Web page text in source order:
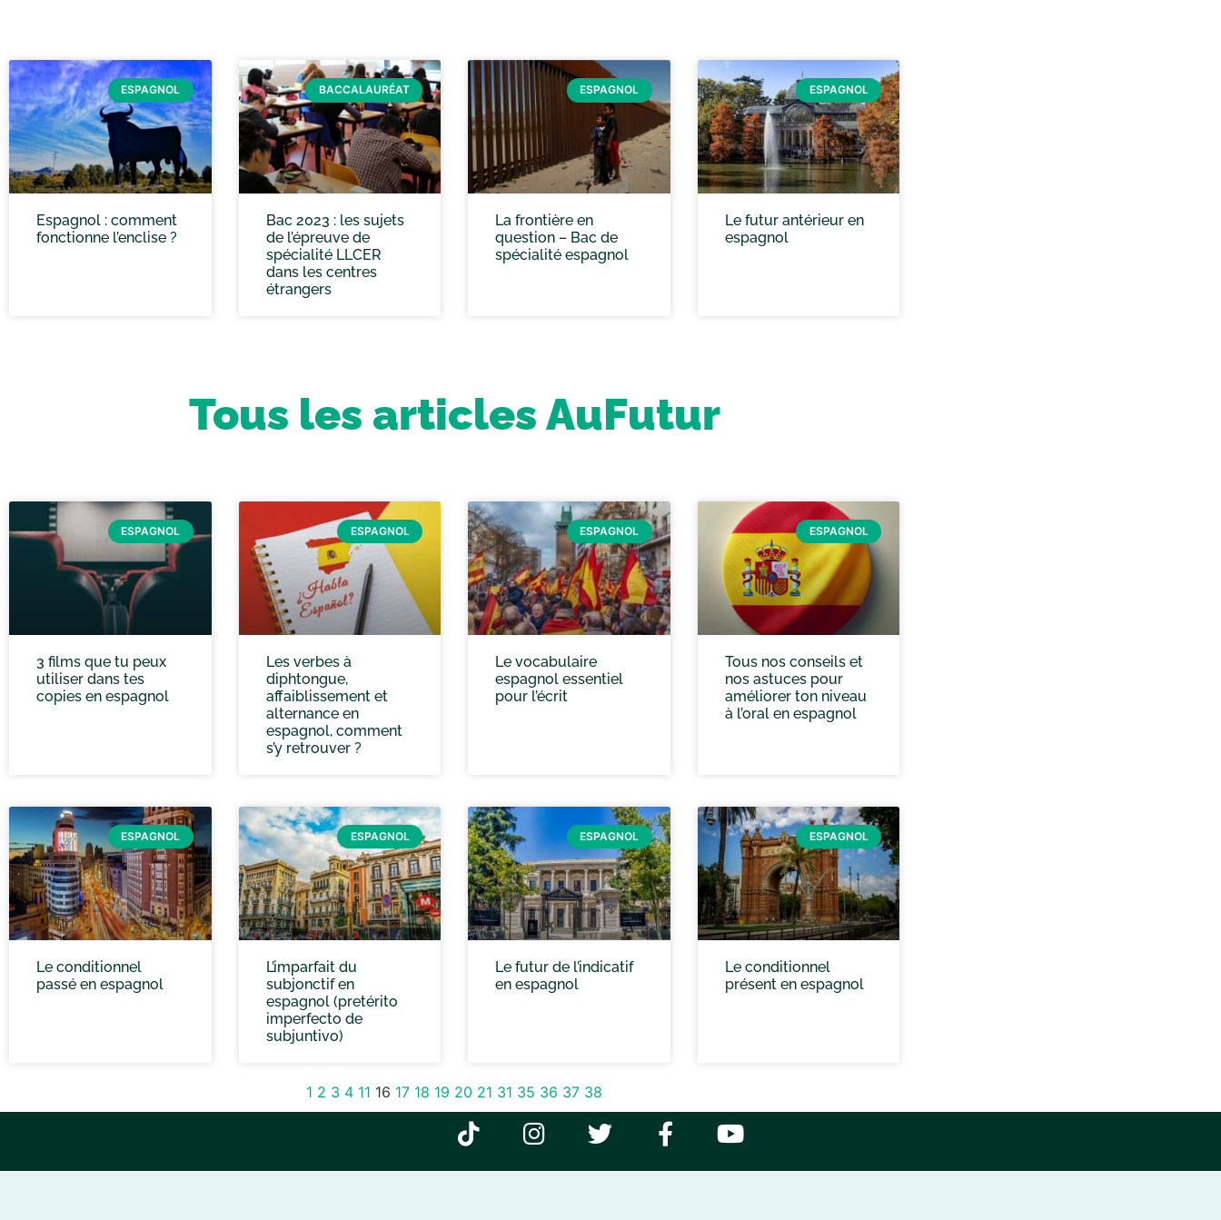
ESPAGNOL
Espagnol : comment
fonctionne l’enclise ?
BACCALAURÉAT
Bac 2023 : les sujets
de l’épreuve de
spécialité LLCER
dans les centres
étrangers
ESPAGNOL
La frontière en
question – Bac de
spécialité espagnol
ESPAGNOL
Le futur antérieur en
espagnol
Tous les articles AuFutur
ESPAGNOL
3 films que tu peux
utiliser dans tes
copies en espagnol
ESPAGNOL
Les verbes à
diphtongue,
affaiblissement et
alternance en
espagnol, comment
s’y retrouver ?
ESPAGNOL
Le vocabulaire
espagnol essentiel
pour l’écrit
ESPAGNOL
Tous nos conseils et
nos astuces pour
améliorer ton niveau
à l’oral en espagnol
ESPAGNOL
Le conditionnel
passé en espagnol
ESPAGNOL
L’imparfait du
subjonctif en
espagnol (pretérito
imperfecto de
subjuntivo)
ESPAGNOL
Le futur de l’indicatif
en espagnol
ESPAGNOL
Le conditionnel
présent en espagnol
1 2 3 4 11 16 17 18 19 20 21 31 35 36 37 38